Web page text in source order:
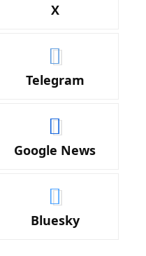
X
Telegram
Google News
Bluesky